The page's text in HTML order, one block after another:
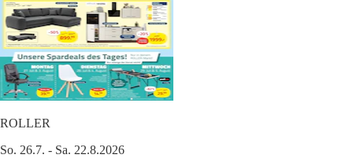
ROLLER
So. 26.7. - Sa. 22.8.2026